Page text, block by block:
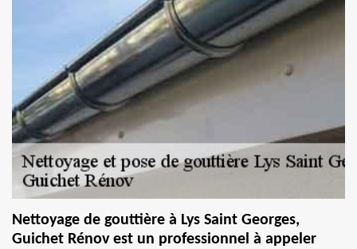
Nettoyage de gouttière à Lys Saint Georges,
Guichet Rénov est un professionnel à appeler